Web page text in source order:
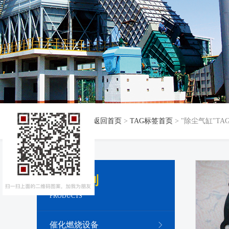
当前位置： 返回首页 > TAG标签首页 > "除尘气缸
产品系列
PRODUCTS
催化燃烧设备